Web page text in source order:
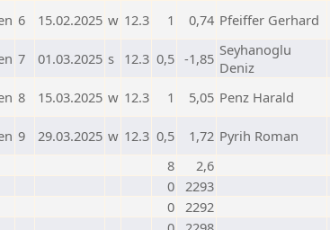
6 15.02.2025 w 12.3 1 0,74 Pfeiffer Gerhard
7 01.03.2025 s 12.3 0,5 -1,85 Seyhanoglu
Deniz
8 15.03.2025 w 12.3 1 5,05 Penz Harald
9 29.03.2025 w 12.3 0,5 1,72 Pyrih Roman
8
2,6
0 2293
0 2292